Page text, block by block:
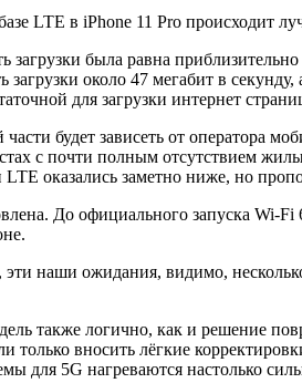
LTE в iPhone 11 Pro происходит
была равна
около 47 мегабит в
для загрузки интернет
части будет зависеть от
с почти полным отсутствием
оказались заметно ниже, но
До официального запуска
наши ожидания, видимо,
также логично, как и решение
только вносить лёгкие
для 5G нагреваются настолько